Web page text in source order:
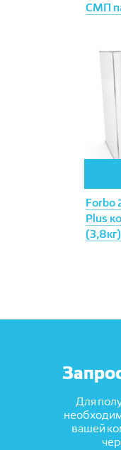
СМП
Forbo
Plus
(3,8кг)
Для
вашей